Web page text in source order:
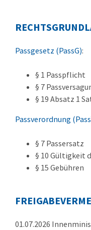
Passgesetz (PassG):
§ 1 Passpflicht
§ 7
§ 19 Absatz 1
Passverordnung
§ 7 Passersatz
§ 10 Gültigkeit
§ 15 Gebühren
01.07.2026